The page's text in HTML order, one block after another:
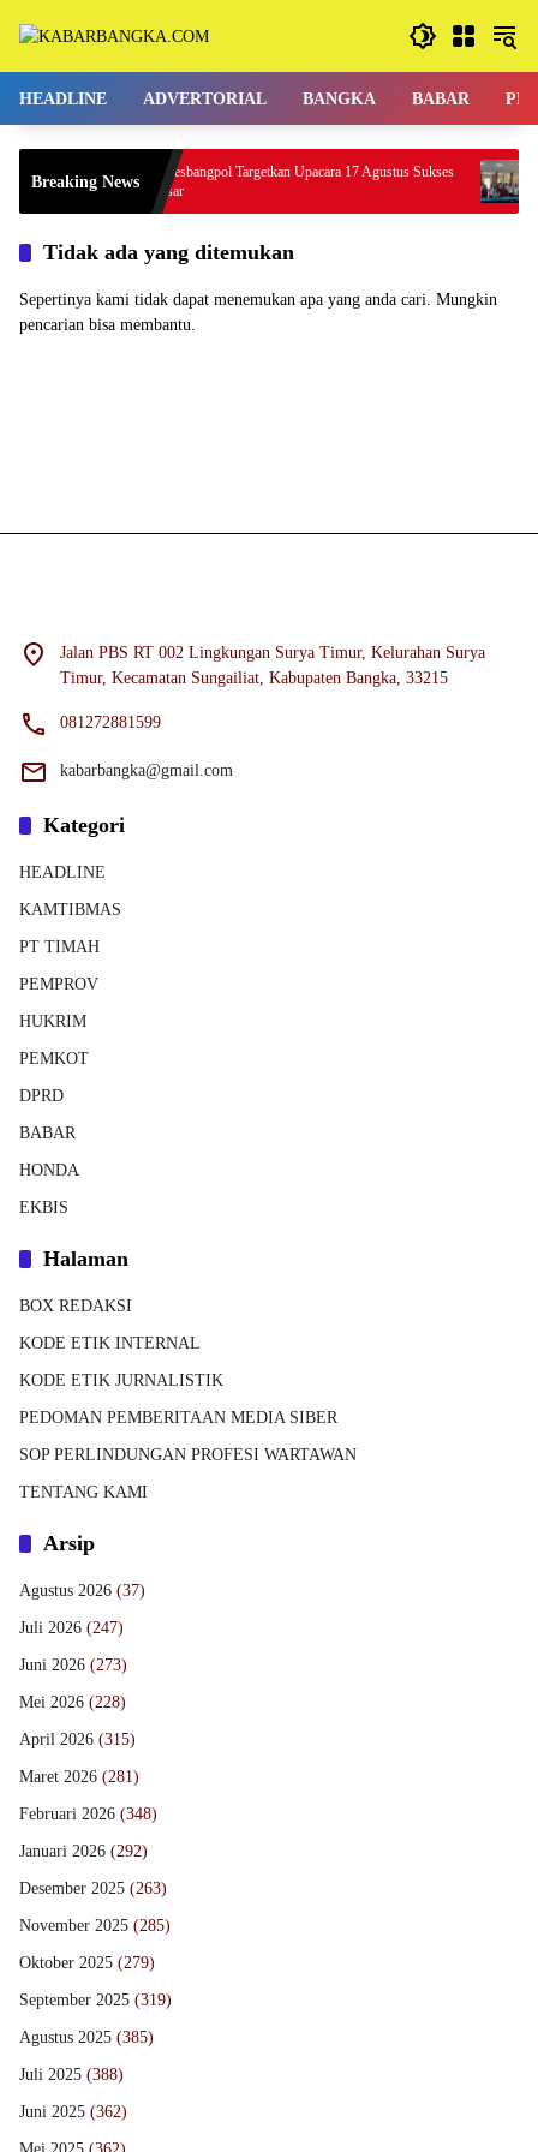
HEADLINE ADVERTORIAL BANGKA BABAR
Breaking News
Bakesbangpol Targetkan Upacara 17 Agustus Sukses
Besar
Tidak ada yang ditemukan
Sepertinya kami tidak dapat menemukan apa yang anda cari. Mungkin
pencarian bisa membantu.
Jalan PBS RT 002 Lingkungan Surya Timur, Kelurahan Surya
Timur, Kecamatan Sungailiat, Kabupaten Bangka, 33215
081272881599
kabarbangka@gmail.com
Kategori
HEADLINE
KAMTIBMAS
PT TIMAH
PEMPROV
HUKRIM
PEMKOT
DPRD
BABAR
HONDA
EKBIS
Halaman
BOX REDAKSI
KODE ETIK INTERNAL
KODE ETIK JURNALISTIK
PEDOMAN PEMBERITAAN MEDIA SIBER
SOP PERLINDUNGAN PROFESI WARTAWAN
TENTANG KAMI
Arsip
Agustus 2026 (37)
Juli 2026 (247)
Juni 2026 (273)
Mei 2026 (228)
April 2026 (315)
Maret 2026 (281)
Februari 2026 (348)
Januari 2026 (292)
Desember 2025 (263)
November 2025 (285)
Oktober 2025 (279)
September 2025 (319)
Agustus 2025 (385)
Juli 2025 (388)
Juni 2025 (362)